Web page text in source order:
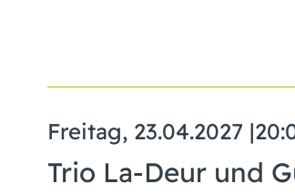
Freitag, 23.04.2027 |
Trio La-Deur und